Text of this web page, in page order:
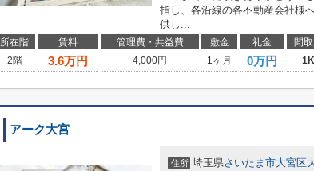
指し、各沿線の各不動産会社様
供し...
所在階 賃料 管理費・共益費 敷金 礼金 間取
2階
3.6万円 4,000円 1ヶ月 0万円 1K
アーク大宮
住所 埼玉県さいたま市大宮区